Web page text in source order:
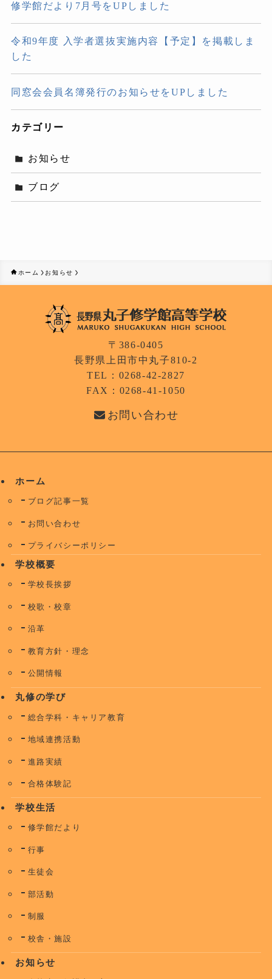
修学館だより7月号をUPしました
令和9年度 入学者選抜実施内容【予定】を掲載しま
した
同窓会会員名簿発行のお知らせをUPしました
カテゴリー
お知らせ
ブログ
ホーム お知らせ
〒386-0405
長野県上田市中丸子810-2
TEL：0268-42-2827
FAX：0268-41-1050
お問い合わせ
ホーム
ブログ記事一覧
お問い合わせ
プライバシーポリシー
学校概要
学校長挨拶
校歌・校章
沿革
教育方針・理念
公開情報
丸修の学び
総合学科・キャリア教育
地域連携活動
進路実績
合格体験記
学校生活
修学館だより
行事
生徒会
部活動
制服
校舎・施設
お知らせ